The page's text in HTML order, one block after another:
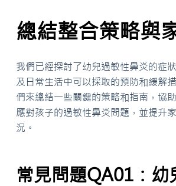
總結整合策略與
我們已經探討了幼兒過敏性鼻炎的症
及日常生活中可以採取的預防和緩解
們來總結一些關鍵的策略和指南，協
應對孩子的過敏性鼻炎問題，並提升
況。
常見問題QA01：幼